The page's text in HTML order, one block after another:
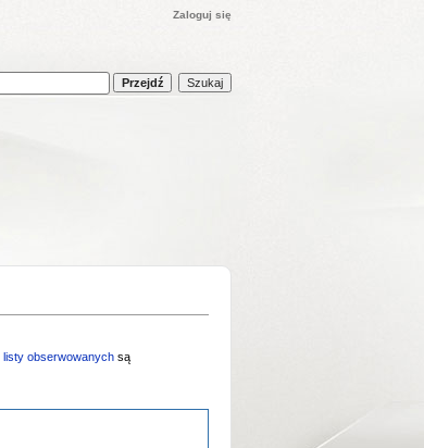
Zaloguj się
listy obserwowanych są